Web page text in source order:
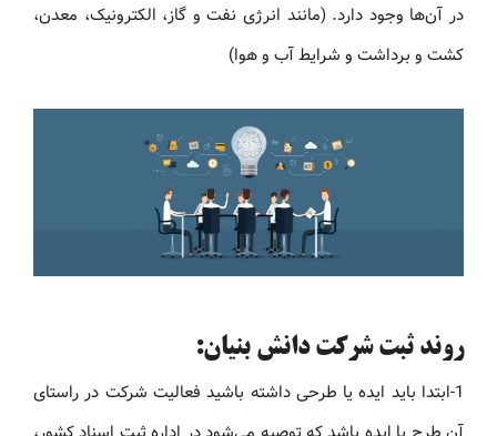
در آن‌ها وجود دارد. (مانند انرژی نفت و گاز، الکترونیک، معدن،
کشت و برداشت و شرایط آب و هوا)
روند ثبت شرکت‌ دانش بنیان:
1-ابتدا باید ایده یا طرحی داشته باشید فعالیت شرکت در راستای